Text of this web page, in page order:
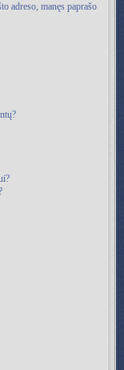
adreso, manęs paprašo